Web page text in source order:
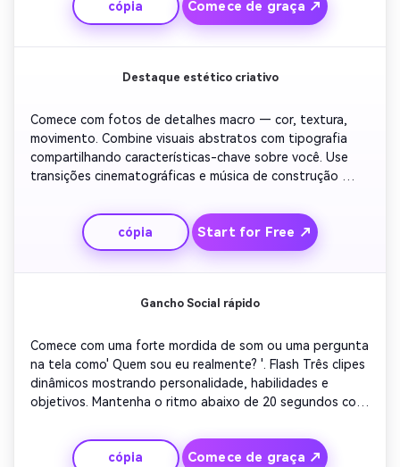
slogan da empresa e um link de chamada à ação para
saber mais.
cópia Comece de graça ↗
Destaque estético criativo
Comece com fotos de detalhes macro — cor, textura,
movimento. Combine visuais abstratos com tipografia
compartilhando características-chave sobre você. Use
transições cinematográficas e música de construção
Terminar com um outro mínimo enfatizando seu nome
como parte da estética visual.
cópia Start for Free ↗
Gancho Social rápido
Comece com uma forte mordida de som ou uma pergunta
na tela como' Quem sou eu realmente? '. Flash Três clipes
dinâmicos mostrando personalidade, habilidades e
objetivos. Mantenha o ritmo abaixo de 20 segundos com
de tendência. Feche com uma animação brilhante de
chamada para seguir que se encaixa nos rolos do
cópia Comece de graça ↗